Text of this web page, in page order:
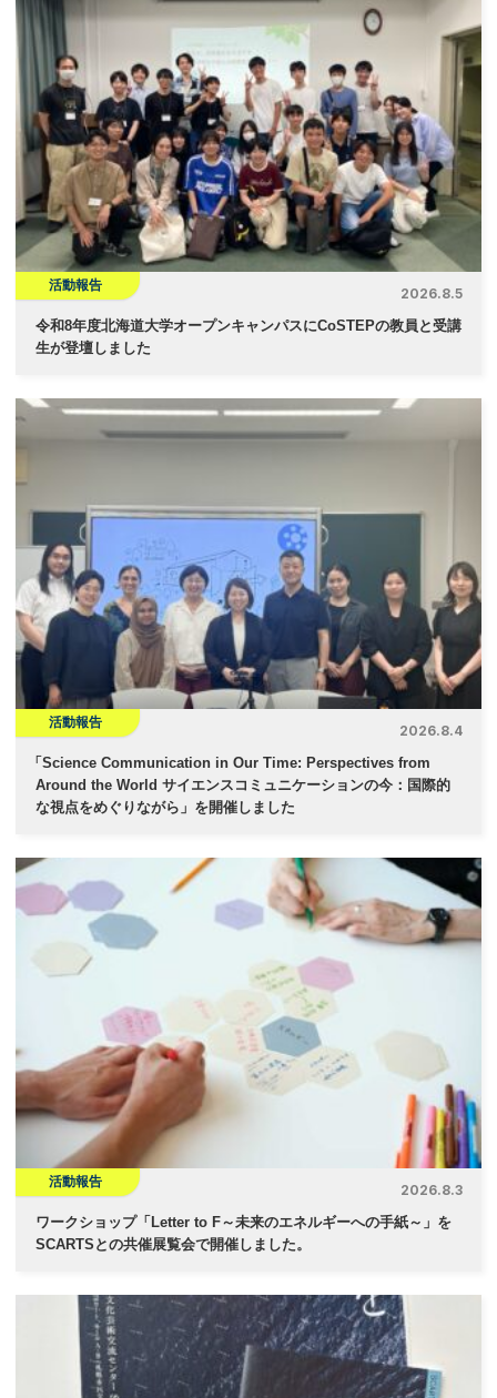
活動報告
2026.8.5
令和8年度北海道大学オープンキャンパスにCoSTEPの教員と受講
生が登壇しました
活動報告
2026.8.4
「 Science Communication in Our Time: Perspectives from
Around the World サイエンスコミュニケーションの今：国際的
な視点をめぐりながら」を開催しました
活動報告
2026.8.3
ワークショップ「Letter to F～未来のエネルギーへの手紙～」を
SCARTSとの共催展覧会で開催しました。